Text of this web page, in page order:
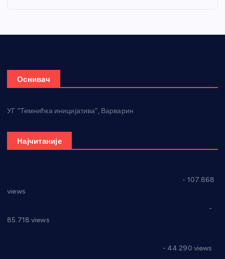
Оснивач
УГ “Темнићка иницијатива”, Варварин
Најчитаније
- 107.868
views
-
85.718 views
- 44.290 views